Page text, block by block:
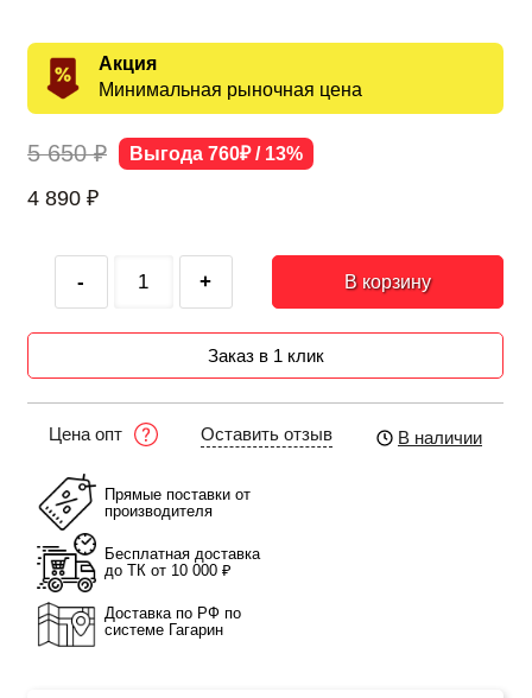
Акция
Минимальная рыночная цена
5 650 ₽ Выгода 760₽ / 13%
4 890 ₽
- + В корзину
Заказ в 1 клик
Цена опт Оставить отзыв В наличии
Прямые поставки от
производителя
Бесплатная доставка
до ТК от 10 000 ₽
Доставка по РФ по
системе Гагарин